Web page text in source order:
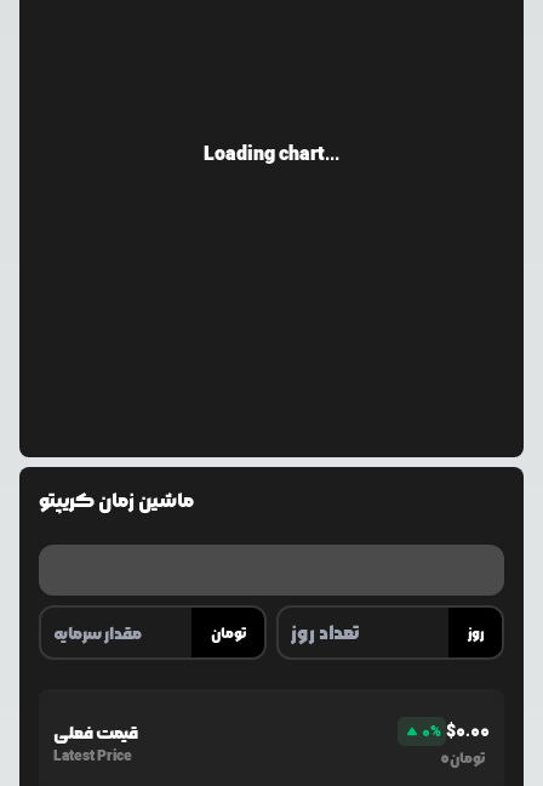
Loading chart...
ماشین زمان کریپتو
تومان روز
قیمت فعلی
Latest Price
0% $0.00
0تومان